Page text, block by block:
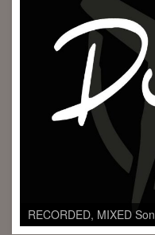
RECORDED, MIXED